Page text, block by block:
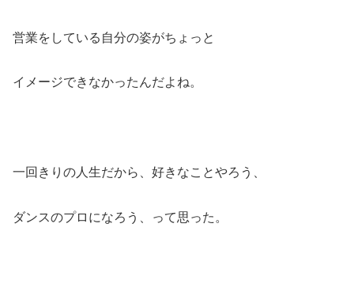
営業をしている自分の姿がちょっと
イメージできなかったんだよね。
一回きりの人生だから、好きなことやろう、
ダンスのプロになろう、って思った。